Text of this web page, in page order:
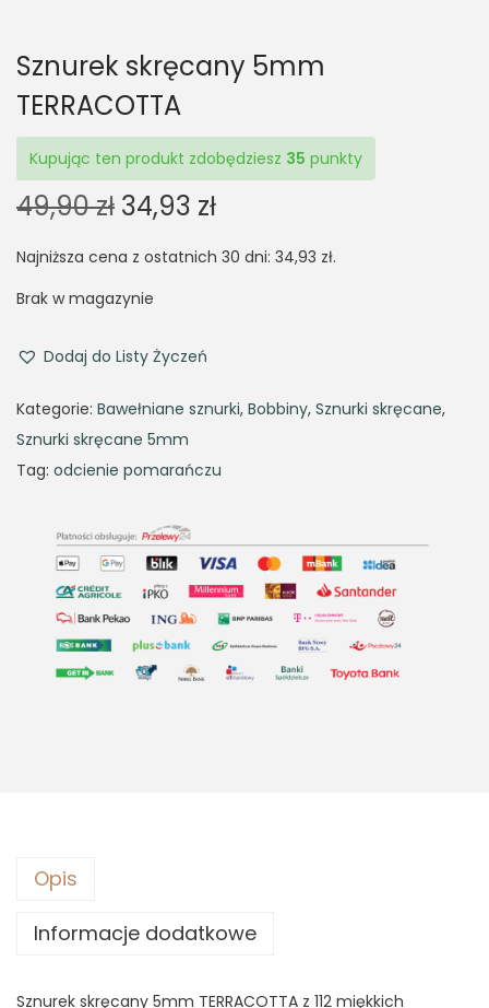
Sznurek skręcany 5mm
TERRACOTTA
Kupując ten produkt zdobędziesz 35 punkty
49,90zł O
i
g
n
l
p
r
c
e
w
a
s
ł
34,93 złC
r
p
i
e
i
s
:
3
Najniższa cena z ostatnich 30 dni: 34,93 zł.
Brak w magazynie
Dodaj do Listy Życzeń
Kategorie: Bawełniane sznurki, Bobbiny, Sznurki skręcane,
Sznurki skręcane 5mm
Tag: odcienie pomarańczu
Opis
Informacje dodatkowe
Sznurek skręcany 5mm TERRACOTTA z 112 miękkich